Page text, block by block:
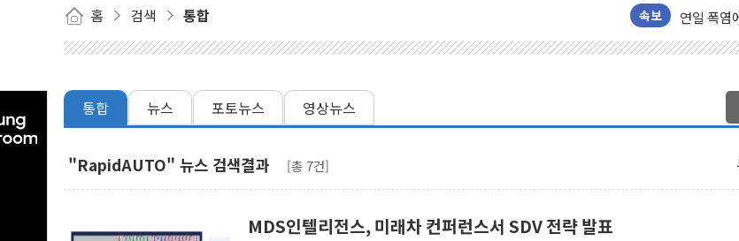
홈 검색 통합 속보
연일 폭염
中 전방위
동해시,
강원 중·
폭염에
통합 뉴스 포토뉴스 영상뉴스
"RapidAUTO" 뉴스 검색결과 [총 7건]
MDS인텔리전스, 미래차 컨퍼런스서 SDV 전략 발표